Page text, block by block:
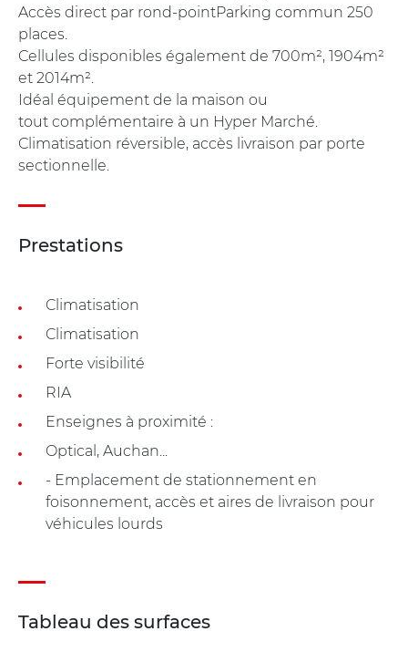
Accès direct par rond-pointParking commun 250
places.
Cellules disponibles également de 700m², 1904m²
et 2014m².
Idéal équipement de la maison ou
tout complémentaire à un Hyper Marché.
Climatisation réversible, accès livraison par porte
sectionnelle.
Prestations
Climatisation
Climatisation
Forte visibilité
RIA
Enseignes à proximité :
Optical, Auchan...
- Emplacement de stationnement en
foisonnement, accès et aires de livraison pour
véhicules lourds
Tableau des surfaces